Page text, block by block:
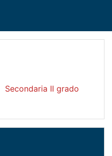
Secondaria II grado